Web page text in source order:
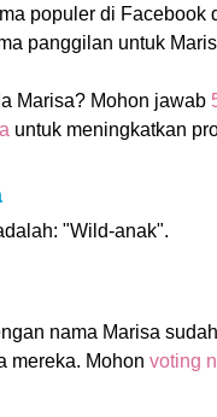
populer di Facebook
panggilan untuk
Marisa? Mohon jawab
untuk meningkatkan
"Wild-anak".
nama Marisa
mereka. Mohon voting